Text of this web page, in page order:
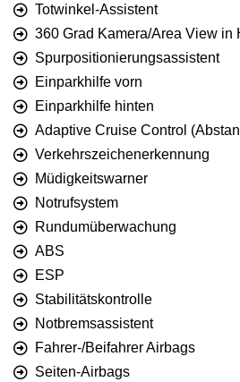
Totwinkel-Assistent
360 Grad Kamera/Area View in
Spurpositionierungsassistent
Einparkhilfe vorn
Einparkhilfe hinten
Adaptive Cruise Control
Verkehrszeichenerkennung
Müdigkeitswarner
Notrufsystem
Rundumüberwachung
ABS
ESP
Stabilitätskontrolle
Notbremsassistent
Fahrer-/Beifahrer Airbags
Seiten-Airbags